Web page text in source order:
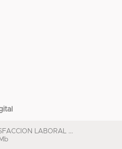
LABORAL ...